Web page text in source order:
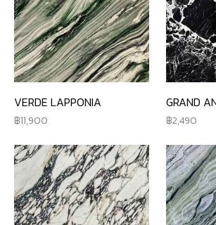
VERDE LAPPONIA
11,900
GRAND
2,490